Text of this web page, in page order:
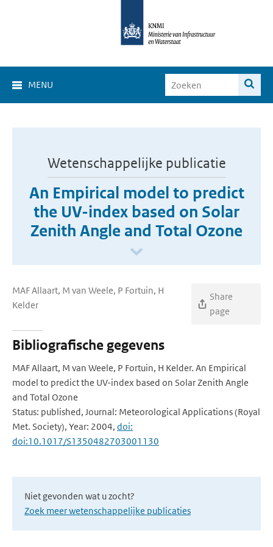
MENU
Wetenschappelijke publicatie
An Empirical model to predict
the UV-index based on Solar
Zenith Angle and Total Ozone
MAF Allaart, M van Weele, P Fortuin, H
Kelder
Share
page
Bibliografische gegevens
MAF Allaart, M van Weele, P Fortuin, H Kelder. An Empirical
model to predict the UV-index based on Solar Zenith Angle
and Total Ozone
Status: published, Journal: Meteorological Applications (Royal
Met. Society), Year: 2004, doi:
doi:10.1017/S1350482703001130
Niet gevonden wat u zocht?
Zoek meer wetenschappelijke publicaties